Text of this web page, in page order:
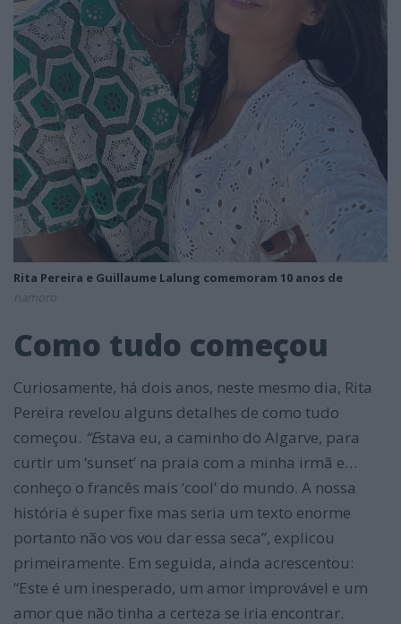
Rita Pereira e Guillaume Lalung comemoram 10 anos de
namoro
Como tudo começou
Curiosamente, há dois anos, neste mesmo dia, Rita
Pereira revelou alguns detalhes de como tudo
começou. “Estava eu, a caminho do Algarve, para
curtir um ‘sunset’ na praia com a minha irmã e…
conheço o francês mais ‘cool’ do mundo. A nossa
história é super fixe mas seria um texto enorme
portanto não vos vou dar essa seca”, explicou
primeiramente. Em seguida, ainda acrescentou:
“Este é um inesperado, um amor improvável e um
amor que não tinha a certeza se iria encontrar.